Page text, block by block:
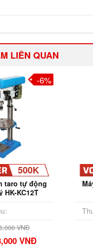
LIÊN QUAN
500K
taro tự động
HK-KC12T
VNĐ
VNĐ
-6%